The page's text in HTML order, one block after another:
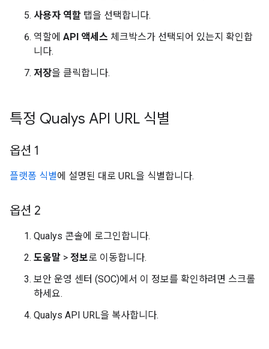
사용자 역할 탭을 선택합니다.
역할에 API 액세스 체크박스가 선택되어 있는지 확인합
니다.
저장을 클릭합니다.
특정 Qualys API URL 식별
옵션 1
플랫폼 식별에 설명된 대로 URL을 식별합니다.
옵션 2
Qualys 콘솔에 로그인합니다.
도움말 > 정보로 이동합니다.
보안 운영 센터 (SOC)에서 이 정보를 확인하려면 스크롤
하세요.
Qualys API URL을 복사합니다.